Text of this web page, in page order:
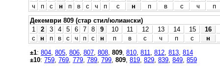
ч
п с н п в с ч п с н п в с ч
п
Декември 809 (стар стил/юлиански)
1
2 3 4 5 6 7 8 9 10 11 12 13 14 15
16
с
н п в с ч п с н п в с ч п с
н
±1: 804 805 806 807 808 809 810 811 812 813 814
±10: 759 769 779 789 799 809 819 829 839 849 859